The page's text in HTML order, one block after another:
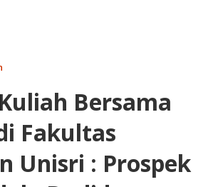
Bersama
Fakultas
Unisri : Prospek